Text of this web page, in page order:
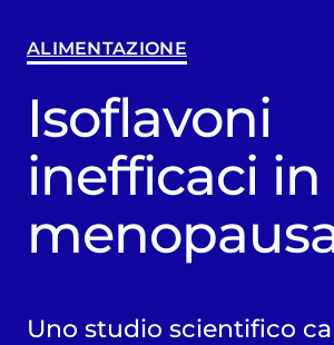
ALIMENTAZIONE
Isoflavoni
inefficaci in
Uno studio scientifico